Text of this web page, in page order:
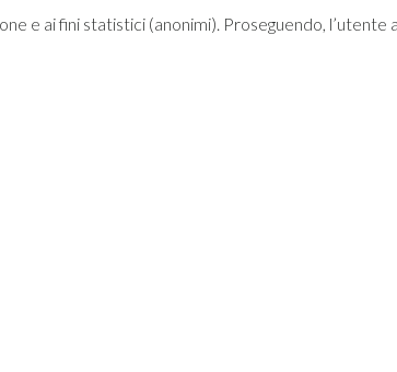
e ai fini statistici (anonimi). Proseguendo,